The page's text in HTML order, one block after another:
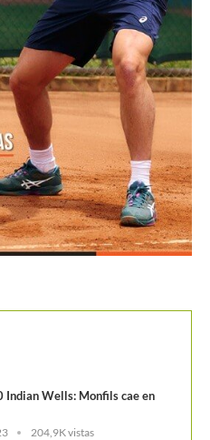
Indian Wells: Monfils cae en
204,9K vistas